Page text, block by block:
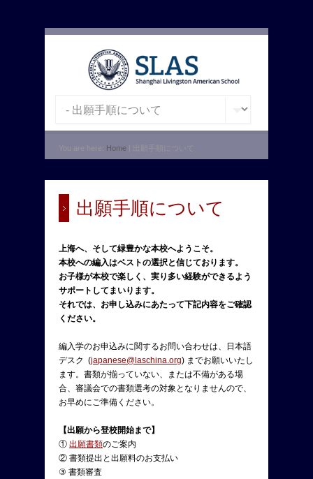
You are here: Home
出願手順について
上海へ、そして緑豊かな本校へようこそ。
本校への編入はベストの選択と信じております。
お子様が本校で楽しく、実り多い経験ができるよう
サポートしてまいります。
それでは、お申し込みにあたって下記内容をご確認
ください。
編入学のお申込みに関するお問い合わせは、日本語
デスク (japanese@laschina.org) までお願いいたし
ます。書類が揃っていない、または不備がある場
合、審議会での書類選考の対象となりませんので、
お早めにご準備ください。
【出願から登校開始まで】
① 出願書類のご案内
② 書類提出と出願料のお支払い
③ 書類審査